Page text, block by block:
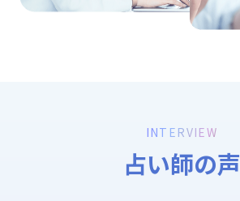
INTERVIEW
占い師の声